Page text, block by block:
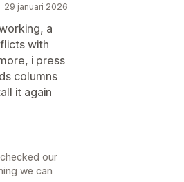
29 januari 2026
a
with
i press
columns
it again
our
we can